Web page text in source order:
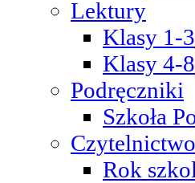
Lektury
Klasy 1-3
Klasy 4-8
Podręczniki
Szkoła
Czytelnictwo
Rok